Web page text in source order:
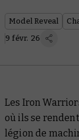
Model Reveal
9 févr. 26
Les Iron
où ils se
légion de